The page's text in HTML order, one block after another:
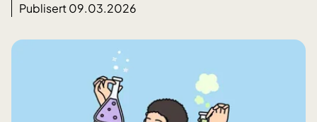
Publisert 09.03.2026